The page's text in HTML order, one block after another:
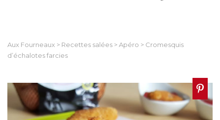
Aux Fourneaux > Recettes salées >Apéro > Cromesquis
d’échalotes farcies